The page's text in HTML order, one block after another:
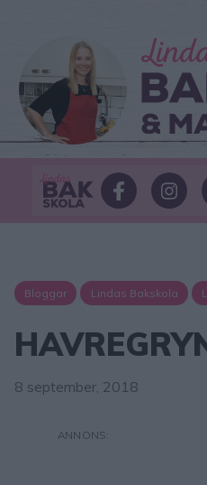
Bloggar Lindas Bakskola
8 september, 2018